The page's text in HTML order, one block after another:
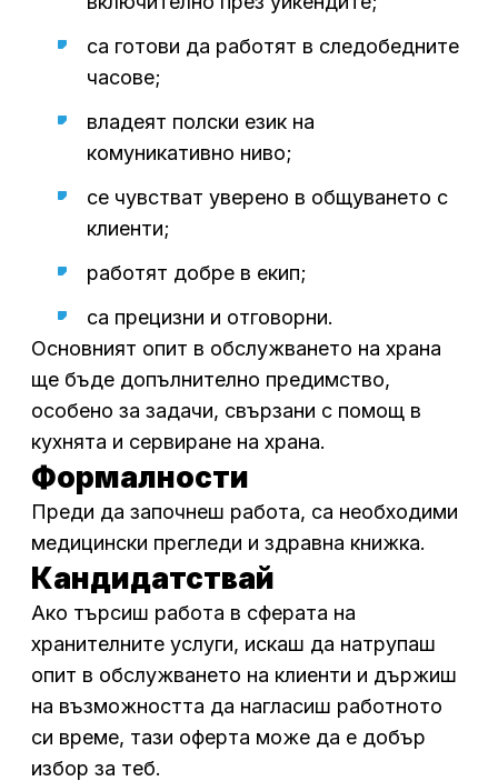
са готови да работят в следобедните
часове;
владеят полски език на
комуникативно ниво;
се чувстват уверено в общуването с
клиенти;
работят добре в екип;
са прецизни и отговорни.
Основният опит в обслужването на храна
ще бъде допълнително предимство,
особено за задачи, свързани с помощ в
кухнята и сервиране на храна.
Формалности
Преди да започнеш работа, са необходими
медицински прегледи и здравна книжка.
Кандидатствай
Ако търсиш работа в сферата на
хранителните услуги, искаш да натрупаш
опит в обслужването на клиенти и държиш
на възможността да нагласиш работното
си време, тази оферта може да е добър
избор за теб.